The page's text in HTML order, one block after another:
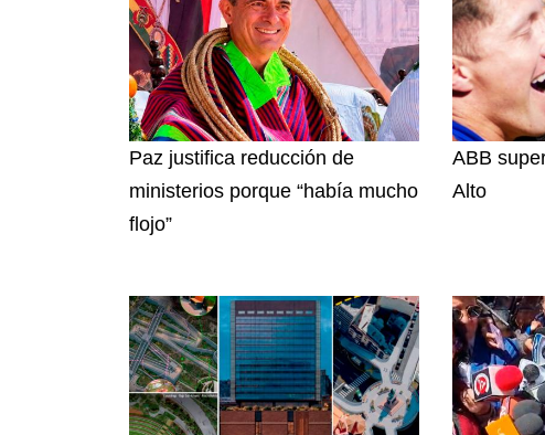
Paz justifica reducción de
ministerios porque “había mucho
flojo”
ABB
Alto